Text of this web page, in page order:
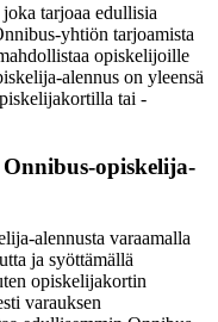
tarjoaa edullisia
yhtiön tarjoamista
opiskelijoille
alennus on yleensä
tai -
opiskelija-
alennusta varaamalla
ja syöttämällä
opiskelijakortin
varauksen